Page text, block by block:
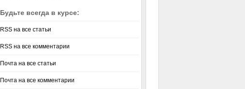
Будьте всегда в курсе:
RSS на все статьи
RSS на все комментарии
Почта на все статьи
Почта на все комментарии